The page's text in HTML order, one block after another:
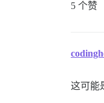
5 个赞
这可能